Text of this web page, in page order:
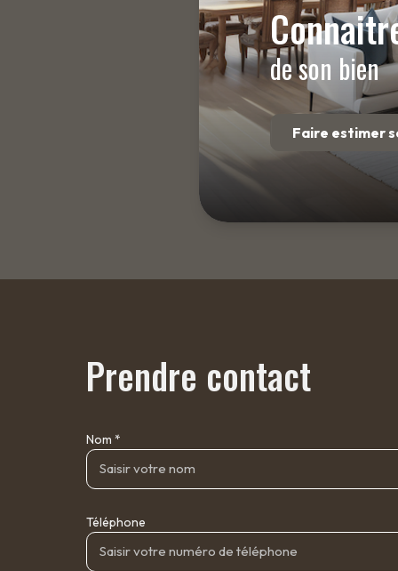
de son bien
Faire estimer
Prendre contact
Nom *
Téléphone